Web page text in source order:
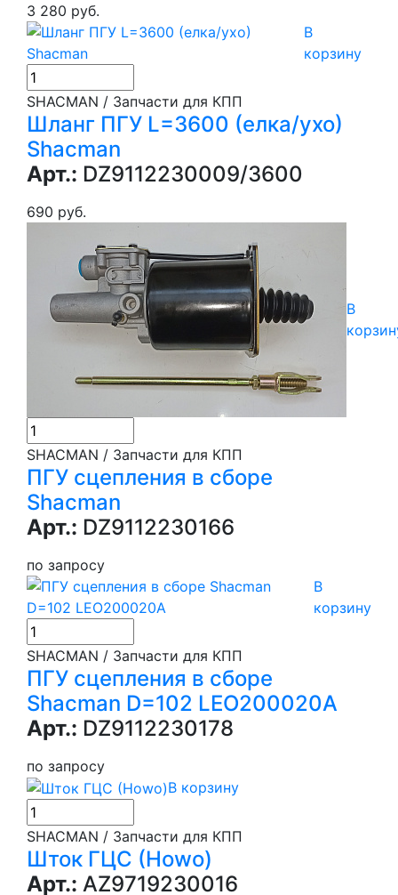
3 280 руб.
В
корзину
SHACMAN / Запчасти для КПП
Шланг ПГУ L=3600 (елка/ухо)
Shacman
Арт.: DZ9112230009/3600
690 руб.
В
SHACMAN / Запчасти для КПП
ПГУ сцепления в сборе
Shacman
Арт.: DZ9112230166
по запросу
В
корзину
SHACMAN / Запчасти для КПП
ПГУ сцепления в сборе
Shacman D=102 LEO200020A
Арт.: DZ9112230178
по запросу
В корзину
SHACMAN / Запчасти для КПП
Шток ГЦС (Howo)
Арт.: AZ9719230016